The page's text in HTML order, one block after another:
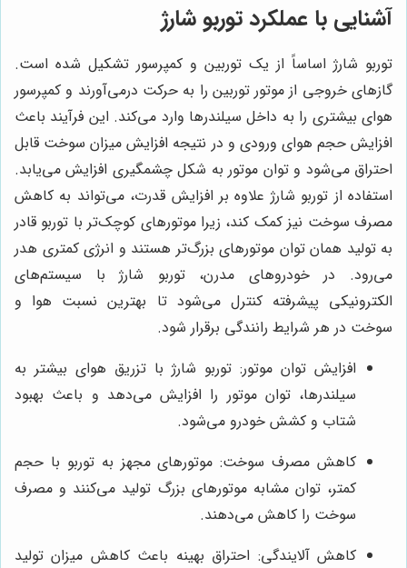
آشنایی با عملکرد توربو شارژ
توربو شارژ اساساً از یک توربین و کمپرسور تشکیل شده است.
گازهای خروجی از موتور توربین را به حرکت درمی‌آورند و کمپرسور
هوای بیشتری را به داخل سیلندرها وارد می‌کند. این فرآیند باعث
افزایش حجم هوای ورودی و در نتیجه افزایش میزان سوخت قابل
احتراق می‌شود و توان موتور به شکل چشمگیری افزایش می‌یابد.
استفاده از توربو شارژ علاوه بر افزایش قدرت، می‌تواند به کاهش
مصرف سوخت نیز کمک کند، زیرا موتورهای کوچک‌تر با توربو قادر
به تولید همان توان موتورهای بزرگ‌تر هستند و انرژی کمتری هدر
می‌رود. در خودروهای مدرن، توربو شارژ با سیستم‌های
الکترونیکی پیشرفته کنترل می‌شود تا بهترین نسبت هوا و
سوخت در هر شرایط رانندگی برقرار شود.
افزایش توان موتور: توربو شارژ با تزریق هوای بیشتر به
سیلندرها، توان موتور را افزایش می‌دهد و باعث بهبود
شتاب و کشش خودرو می‌شود.
کاهش مصرف سوخت: موتورهای مجهز به توربو با حجم
کمتر، توان مشابه موتورهای بزرگ تولید می‌کنند و مصرف
سوخت را کاهش می‌دهند.
کاهش آلایندگی: احتراق بهینه باعث کاهش میزان تولید